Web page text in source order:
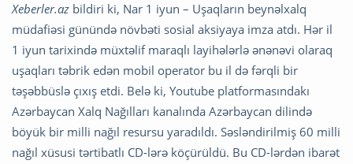
Xeberler.az bildiri ki, Nar 1 iyun – Uşaqların beynəlxalq
müdafiəsi günündə növbəti sosial aksiyaya imza atdı. Hər il
1 iyun tarixində müxtəlif maraqlı layihələrlə ənənəvi olaraq
uşaqları təbrik edən mobil operator bu il də fərqli bir
təşəbbüslə çıxış etdi. Belə ki, Youtube platformasındakı
Azərbaycan Xalq Nağılları kanalında Azərbaycan dilində
böyük bir milli nağıl resursu yaradıldı. Səsləndirilmiş 60 milli
nağıl xüsusi tərtibatlı CD-lərə köçürüldü. Bu CD-lərdən ibarət